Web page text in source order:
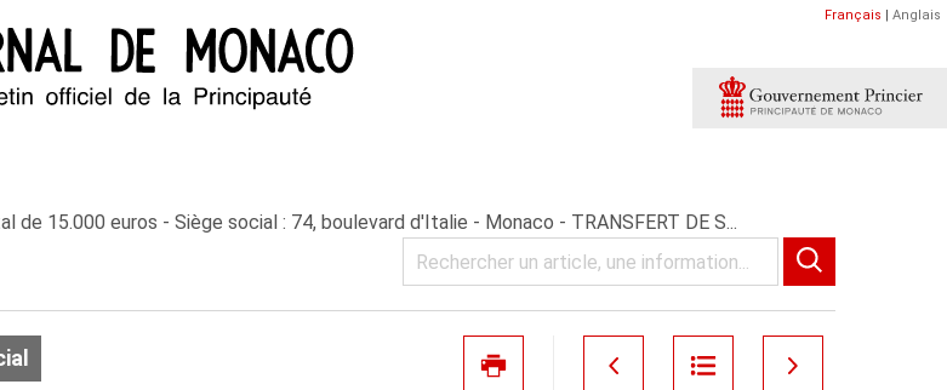
Français | Anglais
de 15.000 euros - Siège social : 74, boulevard d'Italie - Monaco - TRANSFERT DE S...